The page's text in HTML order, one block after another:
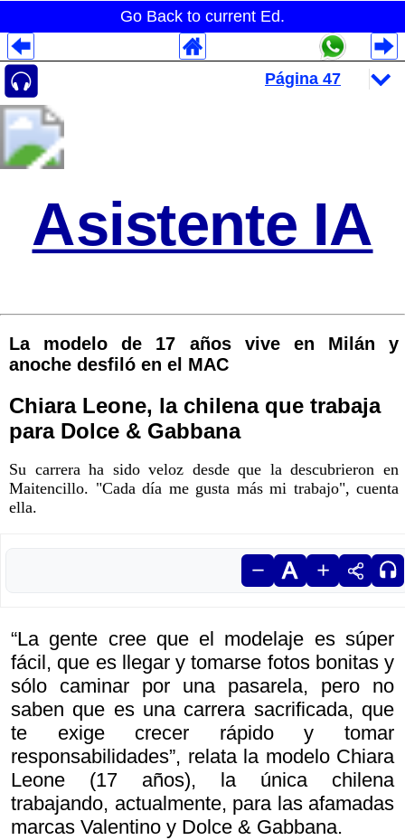
Go Back to current Ed.
Asistente IA
La modelo de 17 años vive en Milán y
anoche desfiló en el MAC
Chiara Leone, la chilena que trabaja
para Dolce & Gabbana
Su carrera ha sido veloz desde que la descubrieron en
Maitencillo. "Cada día me gusta más mi trabajo", cuenta
ella.
“La gente cree que el modelaje es súper
fácil, que es llegar y tomarse fotos bonitas y
sólo caminar por una pasarela, pero no
saben que es una carrera sacrificada, que
te exige crecer rápido y tomar
responsabilidades”, relata la modelo Chiara
Leone (17 años), la única chilena
trabajando, actualmente, para las afamadas
marcas Valentino y Dolce & Gabbana.
Despliegues Analytics
Despliegues Totales
Despliegues por Rubros